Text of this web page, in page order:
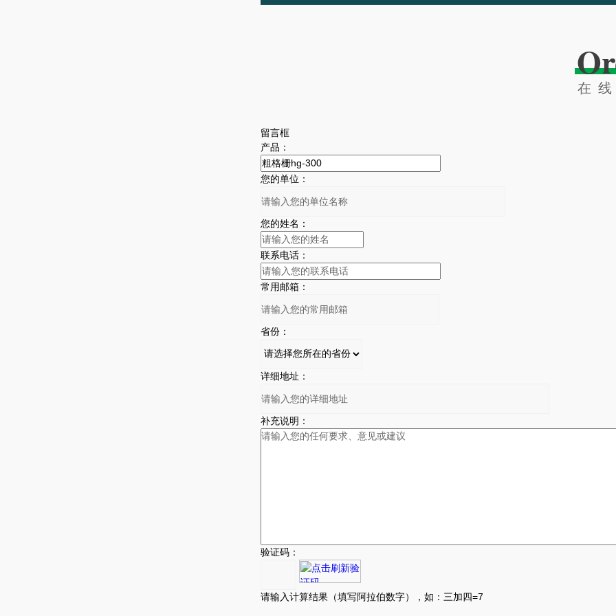
在
留言框
产品：
您的单位：
您的姓名：
联系电话：
常用邮箱：
省份：
详细地址：
补充说明：
验证码：
请输入计算结果（填写阿拉伯数字），如：三加四=7